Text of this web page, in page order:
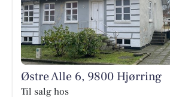
Østre Alle 6, 9800 Hjørring
Til salg hos